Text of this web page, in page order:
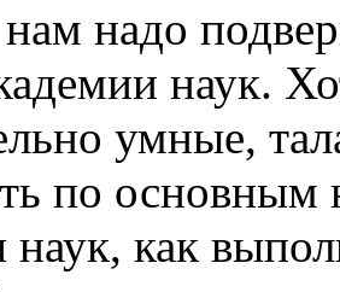
надо
наук.
умные,
по основным
наук, как